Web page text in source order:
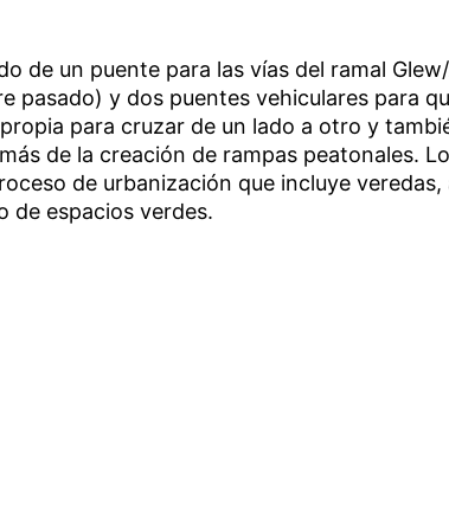
de un puente para las vías del ramal
pasado) y dos puentes vehiculares para
para cruzar de un lado a otro y
de la creación de rampas peatonales.
de urbanización que incluye veredas,
de espacios verdes.